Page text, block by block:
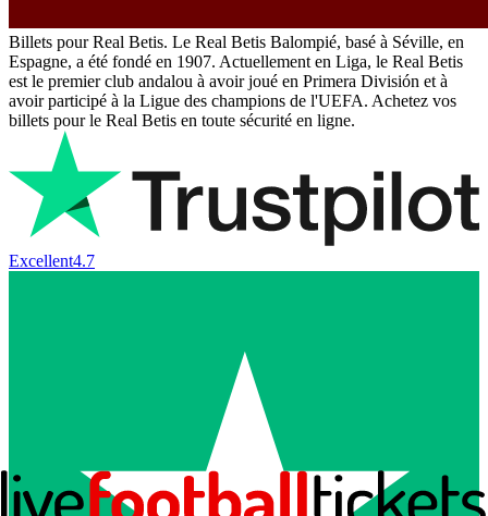
Billets pour Real Betis. Le Real Betis Balompié, basé à Séville, en
Espagne, a été fondé en 1907. Actuellement en Liga, le Real Betis
est le premier club andalou à avoir joué en Primera División et à
avoir participé à la Ligue des champions de l'UEFA. Achetez vos
billets pour le Real Betis en toute sécurité en ligne.
Excellent4.7